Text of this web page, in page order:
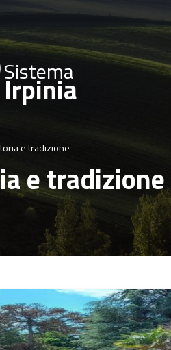
Sistema
Irpinia
e tradizione
e tradizione